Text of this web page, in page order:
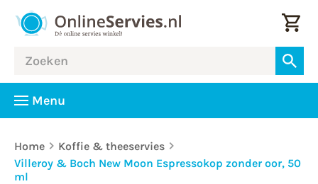
Menu
Home
Koffie & theeservies
Villeroy & Boch New Moon Espressokop zonder oor, 50
ml